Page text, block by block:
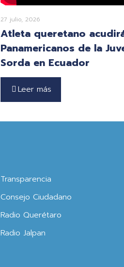
27 julio, 2026
Atleta queretano
Panamericanos de la
Sorda en Ecuador
Leer más
Transparencia
Consejo Ciudadano
Radio Querétaro
Radio Jalpan